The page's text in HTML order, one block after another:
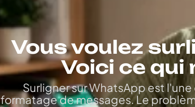
Vous voulez
Voici ce
Surligner sur WhatsApp est
formatage de messages. Le